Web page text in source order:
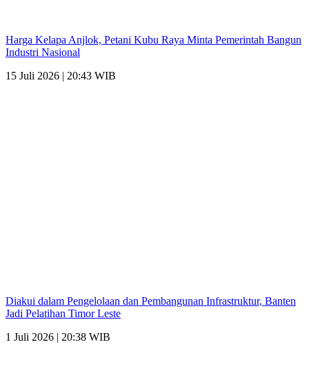
Harga Kelapa Anjlok, Petani Kubu Raya Minta Pemerintah Bangun
Industri Nasional
15 Juli 2026 | 20:43 WIB
Diakui dalam Pengelolaan dan Pembangunan Infrastruktur, Banten
Jadi Pelatihan Timor Leste
1 Juli 2026 | 20:38 WIB